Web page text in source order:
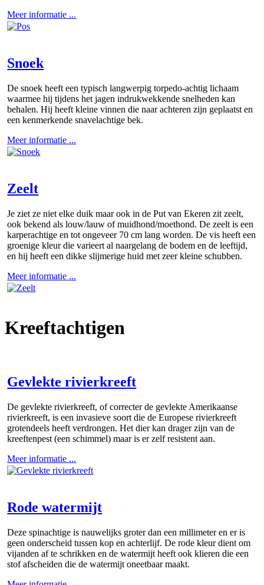
Meer informatie ...
Snoek
De snoek heeft een typisch langwerpig torpedo-achtig lichaam
waarmee hij tijdens het jagen indrukwekkende snelheden kan
behalen. Hij heeft kleine vinnen die naar achteren zijn geplaatst en
een kenmerkende snavelachtige bek.
Meer informatie ...
Zeelt
Je ziet ze niet elke duik maar ook in de Put van Ekeren zit zeelt,
ook bekend als louw/lauw of muidhond/moethond. De zeelt is een
karperachtige en tot ongeveer 70 cm lang worden. De vis heeft een
groenige kleur die varieert al naargelang de bodem en de leeftijd,
en hij heeft een dikke slijmerige huid met zeer kleine schubben.
Meer informatie ...
Kreeftachtigen
Gevlekte rivierkreeft
De gevlekte rivierkreeft, of correcter de gevlekte Amerikaanse
rivierkreeft, is een invasieve soort die de Europese rivierkreeft
grotendeels heeft verdrongen. Het dier kan drager zijn van de
kreeftenpest (een schimmel) maar is er zelf resistent aan.
Meer informatie ...
Rode watermijt
Deze spinachtige is nauwelijks groter dan een millimeter en er is
geen onderscheid tussen kop en achterlijf. De rode kleur dient om
vijanden af te schrikken en de watermijt heeft ook klieren die een
stof afscheiden die de watermijt oneetbaar maakt.